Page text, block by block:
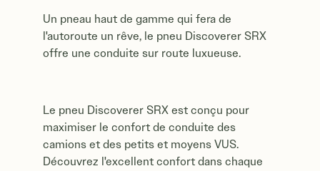
Un pneau haut de gamme qui fera de
l'autoroute un rêve, le pneu Discoverer SRX
offre une conduite sur route luxueuse.
Le pneu Discoverer SRX est conçu pour
maximiser le confort de conduite des
camions et des petits et moyens VUS.
Découvrez l'excellent confort dans chaque